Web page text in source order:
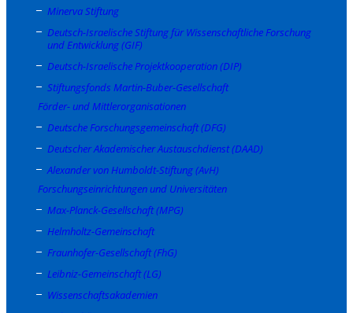
Minerva Stiftung
Deutsch-Israelische Stiftung für Wissenschaftliche Forschung
und Entwicklung (GIF)
Deutsch-Israelische Projektkooperation (DIP)
Stiftungsfonds Martin-Buber-Gesellschaft
Förder- und Mittlerorganisationen
Deutsche Forschungsgemeinschaft (DFG)
Deutscher Akademischer Austauschdienst (DAAD)
Alexander von Humboldt-Stiftung (AvH)
Forschungseinrichtungen und Universitäten
Max-Planck-Gesellschaft (MPG)
Helmholtz-Gemeinschaft
Fraunhofer-Gesellschaft (FhG)
Leibniz-Gemeinschaft (LG)
Wissenschaftsakademien